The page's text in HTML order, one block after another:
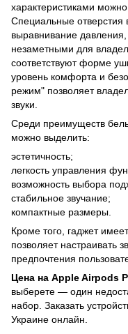
характеристиками
Специальные отверстия
выравнивание
незаметными для
соответствуют форме
уровень комфорта и
режим" позволяет
звуки.
Среди преимуществ
можно выделить:
эстетичность;
легкость управления
возможность выбора
стабильное звучание;
компактные размеры.
Кроме того, гаджет
позволяет настраивать
предпочтения
Цена на Apple Airpods
выберете — один
набор. Заказать
Украине онлайн.